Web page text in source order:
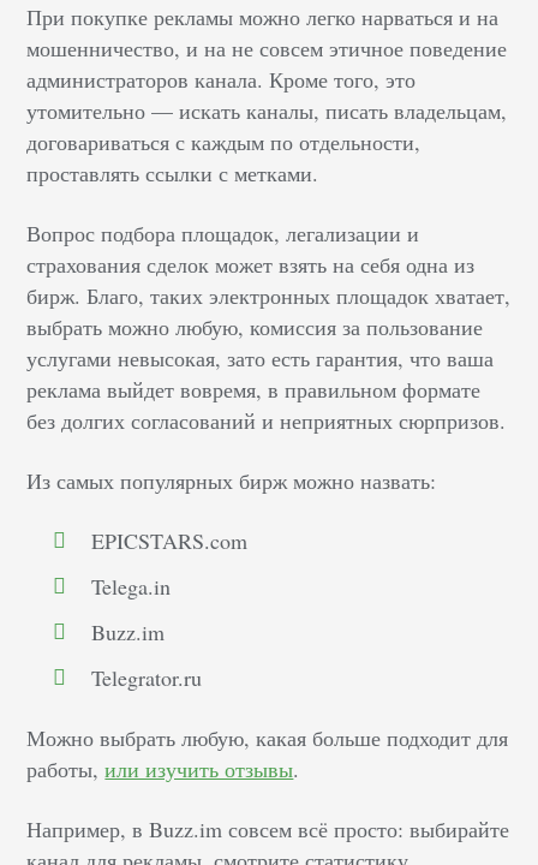
При покупке рекламы можно легко нарваться и на
мошенничество, и на не совсем этичное поведение
администраторов канала. Кроме того, это
утомительно — искать каналы, писать владельцам,
договариваться с каждым по отдельности,
проставлять ссылки с метками.
Вопрос подбора площадок, легализации и
страхования сделок может взять на себя одна из
бирж. Благо, таких электронных площадок хватает,
выбрать можно любую, комиссия за пользование
услугами невысокая, зато есть гарантия, что ваша
реклама выйдет вовремя, в правильном формате
без долгих согласований и неприятных сюрпризов.
Из самых популярных бирж можно назвать:
EPICSTARS.com
Telega.in
Buzz.im
Telegrator.ru
Можно выбрать любую, какая больше подходит для
работы,или изучить отзывы.
Например, в Buzz.im совсем всё просто: выбирайте